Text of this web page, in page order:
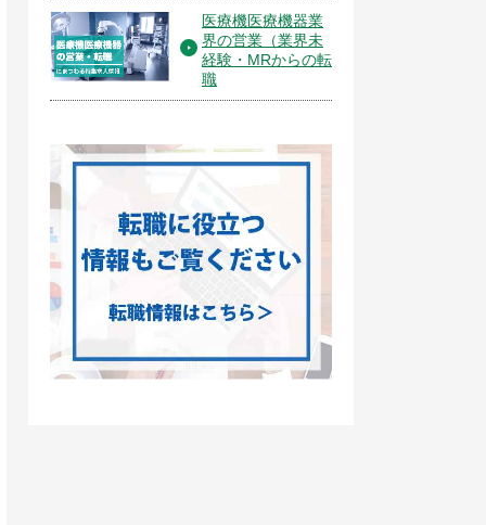
医療機医療機器業
界の営業（業界未
経験・MRからの転
職